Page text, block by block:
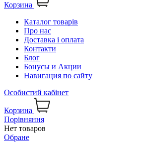
Корзина
Каталог товарів
Про нас
Доставка і оплата
Контакти
Блог
Бонусы и Акции
Навигация по сайту
Особистий кабінет
Корзина
Порівняння
Нет товаров
Обране